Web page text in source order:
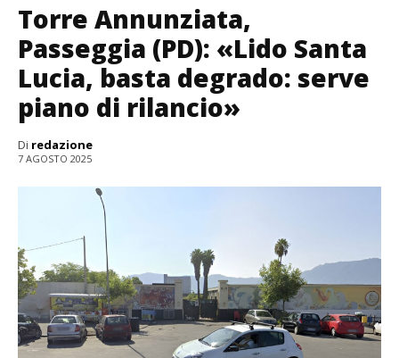
Torre Annunziata,
Passeggia (PD): «Lido Santa
Lucia, basta degrado: serve
piano di rilancio»
Di redazione
7 AGOSTO 2025